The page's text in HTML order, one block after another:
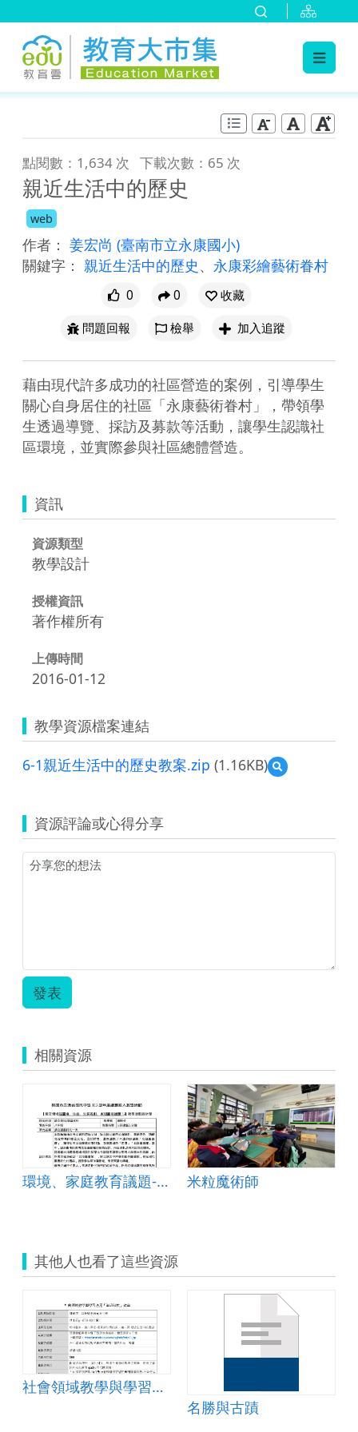
點閱數：1,634 次 下載次數：65 次
親近生活中的歷史
web
作者： 姜宏尚 (臺南市立永康國小)
關鍵字： 親近生活中的歷史 、 永康彩繪藝術眷村
0 0
收藏
問題回報
檢舉 加入追蹤
藉由現代許多成功的社區營造的案例，引導學生
關心自身居住的社區「永康藝術眷村」，帶領學
生透過導覽、採訪及募款等活動，讓學生認識社
區環境，並實際參與社區總體營造。
資訊
資源類型
教學設計
授權資訊
著作權所有
上傳時間
2016-01-12
教學資源檔案連結
6-1親近生活中的歷史教案.zip (1.16KB)
預
覽
近
生
資源評論或心得分享
發表
相關資源
環境、家庭教育議題-我在圖書館的一天 米粒魔術師
其他人也看了這些資源
社會領域教學與學習應用「資訊科技」教案
名勝與古蹟